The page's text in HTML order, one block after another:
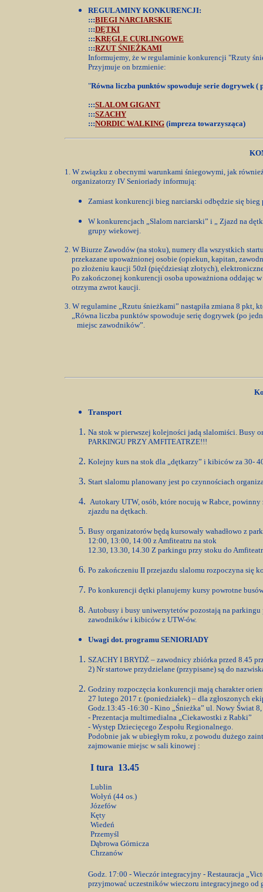
REGULAMINY KONKURENCJI:
:::BIEGI NARCIARSKIE
:::DĘTKI
:::KRĘGLE CURLINGOWE
:::RZUT ŚNIEŻKAMI
Informujemy, że w regulaminie konkurencji "Rzuty
Przyjmuje on brzmienie:
"Równa liczba punktów spowoduje serie dogrywek
:::SLALOM GIGANT
:::SZACHY
:::NORDIC WALKING (impreza towarzysząca)
1. W związku z obecnymi warunkami śniegowymi, jak
organizatorzy IV Senioriady informują:
Zamiast konkurencji bieg narciarski odbędzie się
W konkurencjach „Slalom narciarski” i „ Zjazd na
grupy wiekowej.
2. W Biurze Zawodów (na stoku), numery dla wszystkich
przekazane upoważnionej osobie (opiekun, kapitan,
po złożeniu kaucji 50zł (pięćdziesiąt złotych),
Po zakończonej konkurencji osoba upoważniona oddając
otrzyma zwrot kaucji.
3. W regulamine „Rzutu śnieżkami” nastąpiła zmiana 8 pkt,
„Równa liczba punktów spowoduje serię dogrywek (po
miejsc zawodników”.
Transport
Na stok w pierwszej kolejności jadą slalomiści. Busy
PARKINGU PRZY AMFITEATRZE!!!
Kolejny kurs na stok dla „dętkarzy” i kibiców za 30-
Start slalomu planowany jest po czynnościach
Autokary UTW, osób, które nocują w Rabce,
zjazdu na dętkach.
Busy organizatorów będą kursowały wahadłowo z
12:00, 13:00, 14:00 z Amfiteatru na stok
12.30, 13.30, 14.30 Z parkingu przy stoku do
Po zakończeniu II przejazdu slalomu rozpoczyna się
Po konkurencji dętki planujemy kursy powrotne
Autobusy i busy uniwersytetów pozostają na
zawodników i kibiców z UTW-ów.
Uwagi dot. programu SENIORIADY
SZACHY I BRYDŻ – zawodnicy zbiórka przed 8.45
2) Nr startowe przydzielane (przypisane) są do
Godziny rozpoczęcia konkurencji mają charakter
27 lutego 2017 r. (poniedziałek) – dla zgłoszonych
Godz.13:45 -16:30 - Kino „Śnieżka” ul. Nowy Świat 8,
- Prezentacja multimedialna „Ciekawostki z Rabki”
- Występ Dziecięcego Zespołu Regionalnego.
Podobnie jak w ubiegłym roku, z powodu dużego
zajmowanie miejsc w sali kinowej :
I tura 13.45
Lublin
Wołyń (44 os.)
Józefów
Kęty
Wiedeń
Przemyśl
Dąbrowa Górnicza
Chrzanów
Godz. 17:00 - Wieczór integracyjny - Restauracja
przyjmować uczestników wieczoru integracyjnego od